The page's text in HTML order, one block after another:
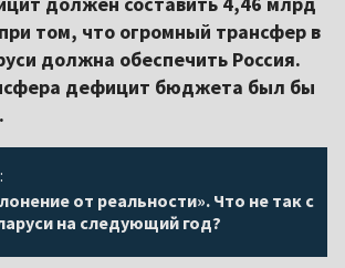
том, что огромный трансфер в
должна обеспечить Россия.
дефицит бюджета был бы
от реальности». Что не так с
на следующий год?